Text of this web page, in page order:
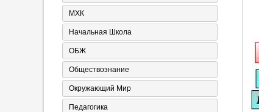
МХК
Начальная Школа
ОБЖ
Обществознание
Окружающий Мир
Педагогика